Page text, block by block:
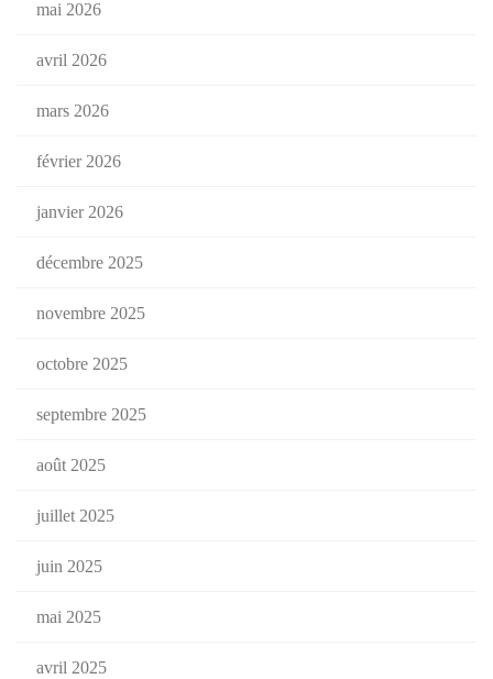
mai 2026
avril 2026
mars 2026
février 2026
janvier 2026
décembre 2025
novembre 2025
octobre 2025
septembre 2025
août 2025
juillet 2025
juin 2025
mai 2025
avril 2025